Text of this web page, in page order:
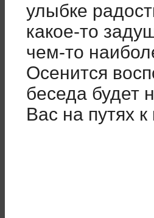
улыбке
какое-то
чем-то
Осенится
беседа будет
Вас на путях